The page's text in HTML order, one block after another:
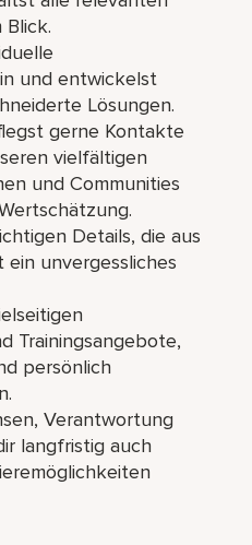
Blick.
und entwickelst
Lösungen.
gerne Kontakte
vielfältigen
und Communities
Details, die aus
unvergessliches
Trainingsangebote,
persönlich
Verantwortung
langfristig auch